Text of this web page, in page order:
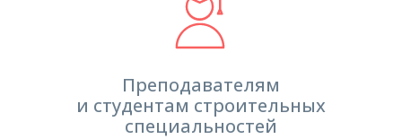
Преподавателям
и студентам строительных
специальностей